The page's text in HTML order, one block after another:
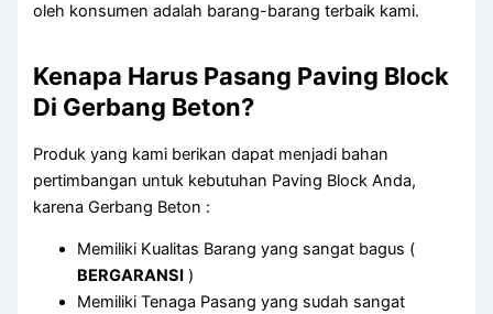
oleh konsumen adalah barang-barang terbaik kami.
Kenapa Harus Pasang Paving Block
Di Gerbang Beton?
Produk yang kami berikan dapat menjadi bahan
pertimbangan untuk kebutuhan Paving Block Anda,
karena Gerbang Beton :
Memiliki Kualitas Barang yang sangat bagus (
BERGARANSI )
Memiliki Tenaga Pasang yang sudah sangat